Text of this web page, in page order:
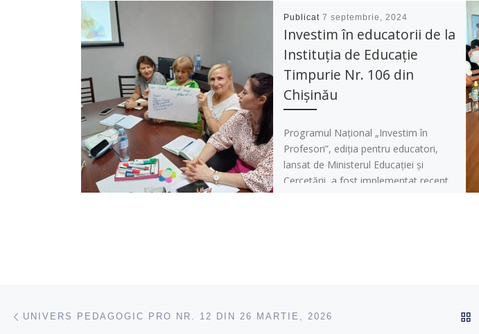
Publicat 7 septembrie, 2024
Investim în educatorii de la
Instituția de Educație
Timpurie Nr. 106 din
Chișinău
Programul Național „Investim în
Profesori”, ediția pentru educatori,
lansat de Ministerul Educației și
Cercetării, a fost implementat recent
Navigare articole
UNIVERS PEDAGOGIC PRO NR. 12 DIN 26 MARTIE, 2026